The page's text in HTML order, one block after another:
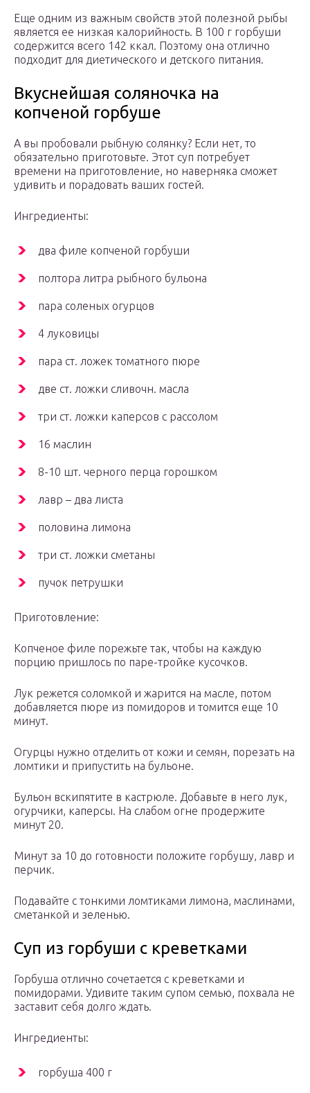
Еще одним из важным свойств этой полезной рыбы
является ее низкая калорийность. В 100 г горбуши
содержится всего 142 ккал. Поэтому она отлично
подходит для диетического и детского питания.
Вкуснейшая соляночка на
копченой горбуше
А вы пробовали рыбную солянку? Если нет, то
обязательно приготовьте. Этот суп потребует
времени на приготовление, но наверняка сможет
удивить и порадовать ваших гостей.
Ингредиенты:
два филе копченой горбуши
полтора литра рыбного бульона
пара соленых огурцов
4 луковицы
пара ст. ложек томатного пюре
две ст. ложки сливочн. масла
три ст. ложки каперсов с рассолом
16 маслин
8-10 шт. черного перца горошком
лавр – два листа
половина лимона
три ст. ложки сметаны
пучок петрушки
Приготовление:
Копченое филе порежьте так, чтобы на каждую
порцию пришлось по паре-тройке кусочков.
Лук режется соломкой и жарится на масле, потом
добавляется пюре из помидоров и томится еще 10
минут.
Огурцы нужно отделить от кожи и семян, порезать на
ломтики и припустить на бульоне.
Бульон вскипятите в кастрюле. Добавьте в него лук,
огурчики, каперсы. На слабом огне продержите
минут 20.
Минут за 10 до готовности положите горбушу, лавр и
перчик.
Подавайте с тонкими ломтиками лимона, маслинами,
сметанкой и зеленью.
Суп из горбуши с креветками
Горбуша отлично сочетается с креветками и
помидорами. Удивите таким супом семью, похвала не
заставит себя долго ждать.
Ингредиенты:
горбуша 400 г